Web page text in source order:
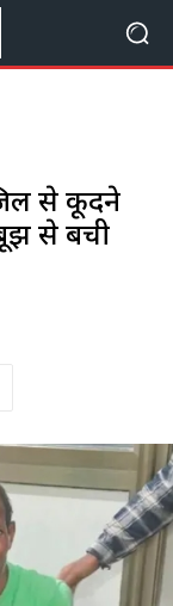
से कूदने
से बची